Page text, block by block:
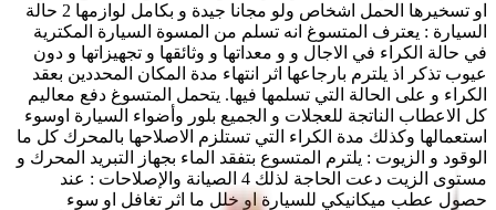
او تسخيرها الحمل اشخاص ولو مجانا جيدة و بكامل لوازمها 2 حالة
السيارة : يعترف المتسوغ انه تسلم من المسوة السيارة المكترية
في حالة الكراء في الاجال و و معداتها و وثائقها و تجهيزاتها و دون
عيوب تذكر اذ يلترم بارجاعها اثر انتهاء مدة المكان المحددين بعقد
الكراء و على الحالة التي تسلمها فيها. يتحمل المتسوغ دفع معاليم
كل الاعطاب الناتجة للعجلات و الجميع بلور وأضواء السيارة اوسوء
استعمالها وكذلك مدة الكراء التي تستلزم الاصلاحها بالمحرك كل ما
الوقود و الزيوت : يلترم المتسوع بتفقد الماء بجهاز التبريد المحرك و
مستوى الزيت دعت الحاجة لذلك 4 الصيانة والإصلاحات : عند
حصول عطب ميكانيكي للسيارة او خلل ما اثر تغافل او سوء